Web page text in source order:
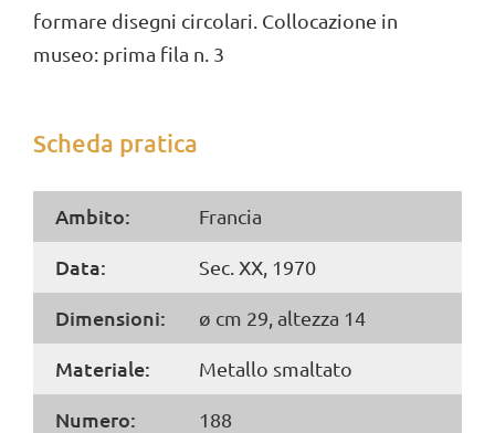
formare disegni circolari. Collocazione in
museo: prima fila n. 3
Scheda pratica
Ambito: Francia
Data: Sec. XX, 1970
Dimensioni: ø cm 29, altezza 14
Materiale: Metallo smaltato
Numero: 188